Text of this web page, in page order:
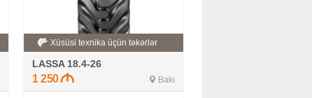
Xüsüsi texnika üçün təkərlər
LASSA 18.4-26
1 250 Bakı